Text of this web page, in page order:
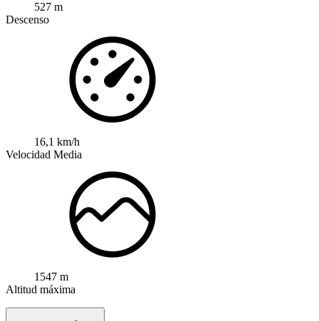
527 m
Descenso
16,1 km/h
Velocidad Media
1547 m
Altitud máxima